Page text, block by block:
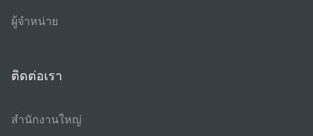
ผู้จําหน่าย
ติดต่อเรา
สํานักงานใหญ่